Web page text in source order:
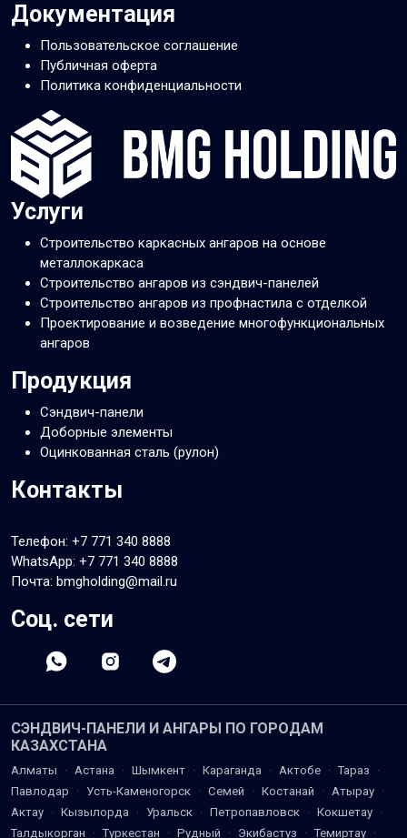
Документация
Пользовательское соглашение
Публичная оферта
Политика конфиденциальности
Услуги
Строительство каркасных ангаров на основе
металлокаркаса
Строительство ангаров из сэндвич-панелей
Строительство ангаров из профнастила с отделкой
Проектирование и возведение многофункциональных
ангаров
Продукция
Сэндвич-панели
Доборные элементы
Оцинкованная сталь (рулон)
Контакты
Телефон: +7 771 340 8888
WhatsApp: +7 771 340 8888
Почта: bmgholding@mail.ru
Соц. сети
СЭНДВИЧ-ПАНЕЛИ И АНГАРЫ ПО ГОРОДАМ
КАЗАХСТАНА
Алматы · Астана · Шымкент · Караганда · Актобе · Тараз
·
Павлодар
· Усть-Каменогорск · Семей · Костанай · Атырау ·
Актау · Кызылорда · Уральск · Петропавловск · Кокшетау ·
Талдыкорган
· Туркестан · Рудный · Экибастуз · Темиртау ·